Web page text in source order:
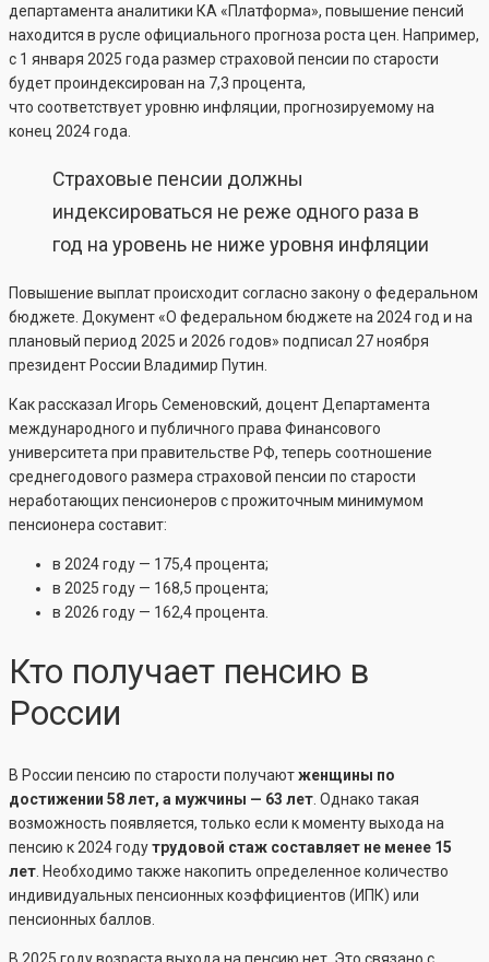
департамента аналитики КА «Платформа», повышение пенсий
находится в русле официального прогноза роста цен. Например,
с 1 января 2025 года размер страховой пенсии по старости
будет проиндексирован на 7,3 процента,
что соответствует уровню инфляции, прогнозируемому на
конец 2024 года.
Страховые пенсии должны
индексироваться не реже одного раза в
год на уровень не ниже уровня инфляции
Повышение выплат происходит согласно закону о федеральном
бюджете. Документ «О федеральном бюджете на 2024 год и на
плановый период 2025 и 2026 годов» подписал 27 ноября
президент России Владимир Путин.
Как рассказал Игорь Семеновский, доцент Департамента
международного и публичного права Финансового
университета при правительстве РФ, теперь соотношение
среднегодового размера страховой пенсии по старости
неработающих пенсионеров с прожиточным минимумом
пенсионера составит:
в 2024 году — 175,4 процента;
в 2025 году — 168,5 процента;
в 2026 году — 162,4 процента.
Кто получает пенсию в
России
В России пенсию по старости получаютженщины по
достижении 58 лет, а мужчины — 63 лет . Однако такая
возможность появляется, только если к моменту выхода на
пенсию к 2024 годутрудовой стаж составляет не менее 15
лет . Необходимо также накопить определенное количество
индивидуальных пенсионных коэффициентов (ИПК) или
пенсионных баллов.